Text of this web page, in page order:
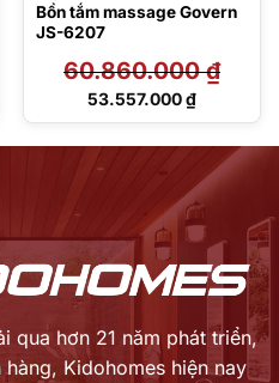
Bồn tắm massage Govern
JS-6207
60.860.000₫
Giá
60.860.000 ₫.
53.557.000₫
Giá
53.557.000 ₫.
qua hơn 21 năm phát triển,
hàng, Kidohomes hiện nay